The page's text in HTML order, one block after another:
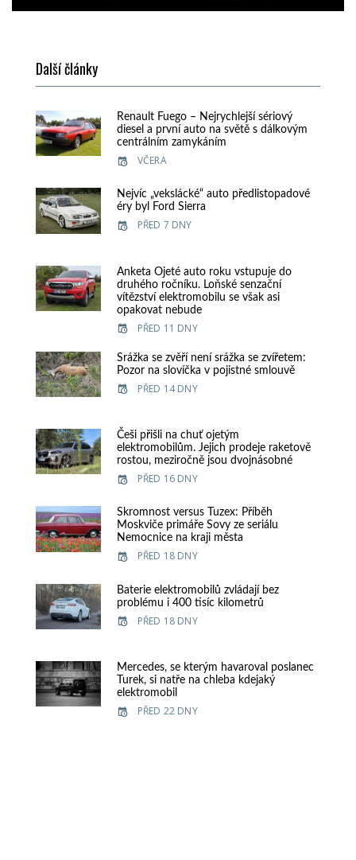
Další články
Renault Fuego – Nejrychlejší sériový
diesel a první auto na světě s dálkovým
centrálním zamykáním
VČERA
Nejvíc „vekslácké“ auto předlistopadové
éry byl Ford Sierra
PŘED 7 DNY
Anketa Ojeté auto roku vstupuje do
druhého ročníku. Loňské senzační
vítězství elektromobilu se však asi
opakovat nebude
PŘED 11 DNY
Srážka se zvěří není srážka se zvířetem:
Pozor na slovíčka v pojistné smlouvě
PŘED 14 DNY
Češi přišli na chuť ojetým
elektromobilům. Jejich prodeje raketově
rostou, meziročně jsou dvojnásobné
PŘED 16 DNY
Skromnost versus Tuzex: Příběh
Moskviče primáře Sovy ze seriálu
Nemocnice na kraji města
PŘED 18 DNY
Baterie elektromobilů zvládají bez
problému i 400 tisíc kilometrů
PŘED 18 DNY
Mercedes, se kterým havaroval poslanec
Turek, si natře na chleba kdejaký
elektromobil
PŘED 22 DNY